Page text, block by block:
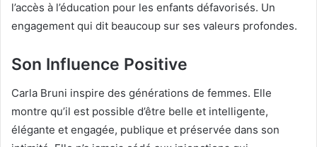
l’accès à l’éducation pour les enfants défavorisés. Un
engagement qui dit beaucoup sur ses valeurs profondes.
Son Influence Positive
Carla Bruni inspire des générations de femmes. Elle
montre qu’il est possible d’être belle et intelligente,
élégante et engagée, publique et préservée dans son